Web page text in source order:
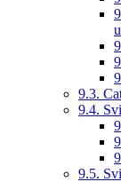
9.3.
9.4.
9.5.